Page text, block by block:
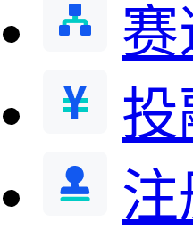
赛
投
注